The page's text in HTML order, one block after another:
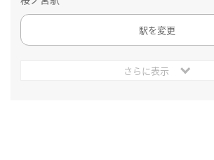
駅を変更
さらに表示